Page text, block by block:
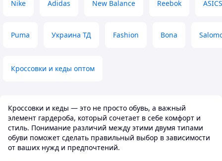
Кроссовки и кеды — это не просто обувь, а важный
элемент гардероба, который сочетает в себе комфорт и
стиль. Понимание различий между этими двумя типами
обуви поможет сделать правильный выбор в зависимости
от ваших нужд и предпочтений.
Недостатки
довольно таки коротким. И
ганню натирания. В моем случае
ходьбе. Но тут сугубо личное
впечатление.
слизько, навіть
Дуже теплі
Nike Adidas New Balance Reebok ASICS
Puma Украина ТД Fashion Bona
Кроссовки и кеды оптом